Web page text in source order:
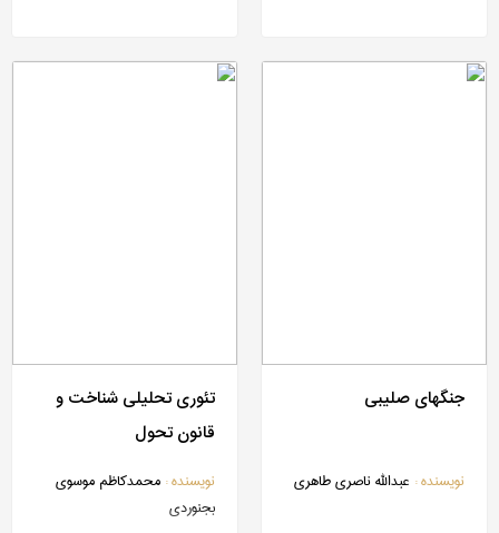
جنگ‎های صلیبی
نویسنده : عبدالله ناصری طاهری
تئوری تحلیلی شناخت و
قانون تحول
نویسنده : محمدکاظم موسوی
بجنوردی